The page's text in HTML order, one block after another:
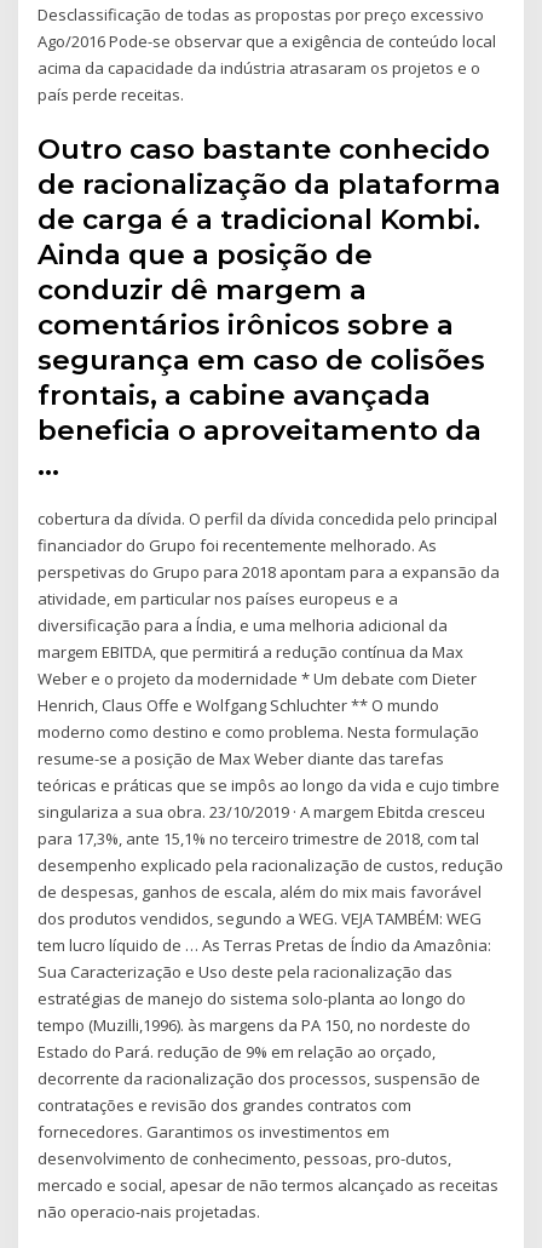
Desclassificação de todas as propostas por preço excessivo
Ago/2016 Pode-se observar que a exigência de conteúdo local
acima da capacidade da indústria atrasaram os projetos e o
país perde receitas.
Outro caso bastante conhecido
de racionalização da plataforma
de carga é a tradicional Kombi.
Ainda que a posição de
conduzir dê margem a
comentários irônicos sobre a
segurança em caso de colisões
frontais, a cabine avançada
beneficia o aproveitamento da
…
cobertura da dívida. O perfil da dívida concedida pelo principal
financiador do Grupo foi recentemente melhorado. As
perspetivas do Grupo para 2018 apontam para a expansão da
atividade, em particular nos países europeus e a
diversificação para a Índia, e uma melhoria adicional da
margem EBITDA, que permitirá a redução contínua da Max
Weber e o projeto da modernidade * Um debate com Dieter
Henrich, Claus Offe e Wolfgang Schluchter ** O mundo
moderno como destino e como problema. Nesta formulação
resume-se a posição de Max Weber diante das tarefas
teóricas e práticas que se impôs ao longo da vida e cujo timbre
singulariza a sua obra. 23/10/2019 · A margem Ebitda cresceu
para 17,3%, ante 15,1% no terceiro trimestre de 2018, com tal
desempenho explicado pela racionalização de custos, redução
de despesas, ganhos de escala, além do mix mais favorável
dos produtos vendidos, segundo a WEG. VEJA TAMBÉM: WEG
tem lucro líquido de … As Terras Pretas de Índio da Amazônia:
Sua Caracterização e Uso deste pela racionalização das
estratégias de manejo do sistema solo-planta ao longo do
tempo (Muzilli,1996). às margens da PA 150, no nordeste do
Estado do Pará. redução de 9% em relação ao orçado,
decorrente da racionalização dos processos, suspensão de
contratações e revisão dos grandes contratos com
fornecedores. Garantimos os investimentos em
desenvolvimento de conhecimento, pessoas, pro-dutos,
mercado e social, apesar de não termos alcançado as receitas
não operacio-nais projetadas.